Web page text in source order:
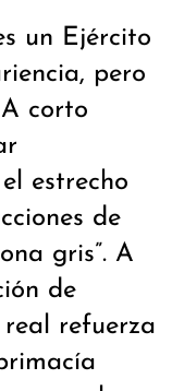
un Ejército
pero
corto
estrecho
de
gris”. A
de
real refuerza